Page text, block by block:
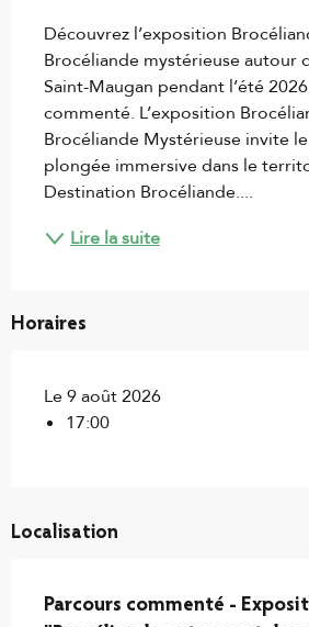
Découvrez l’exposition
Brocéliande mystérieuse autour
Saint-Maugan pendant l’été
commenté. L’exposition
Brocéliande Mystérieuse invite
plongée immersive dans le
Destination Brocéliande....
Lire la suite
Horaires
Le 9 août 2026
17:00
Localisation
Parcours commenté -